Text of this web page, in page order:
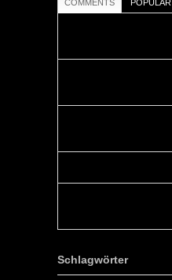
COMMENTS POPULAR
Schlagwörter